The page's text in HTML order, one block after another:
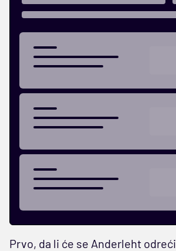
Prvo, da li će se Anderleht odreći